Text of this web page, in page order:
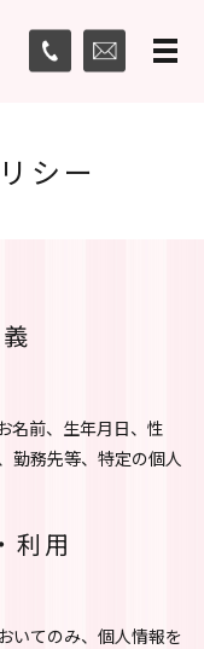
メ
シー
名前、生年月日、性
勤務先等、特定の個人
利用
いてのみ、個人情報を